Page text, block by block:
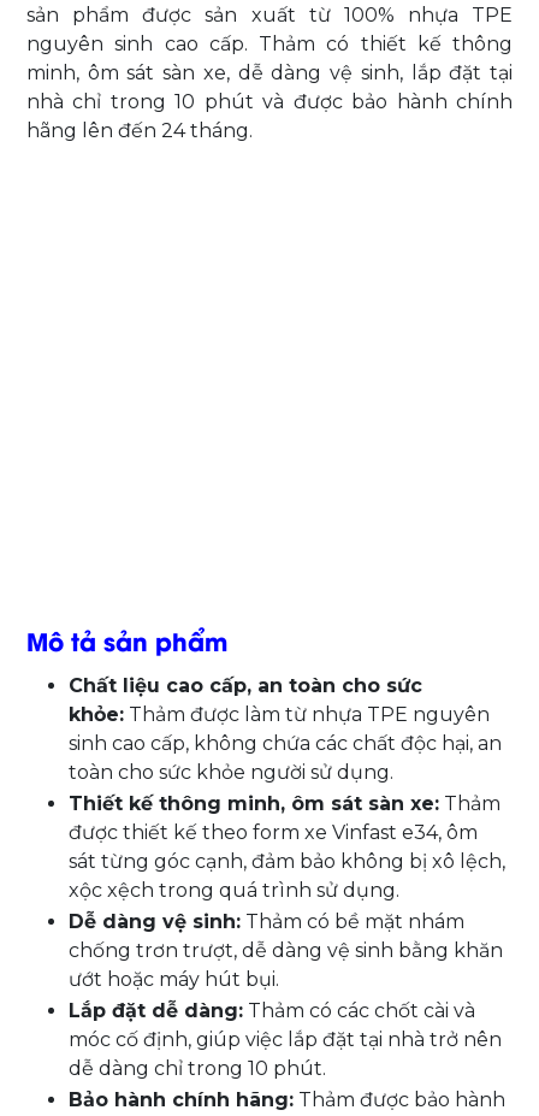
sản phẩm được sản xuất từ 100% nhựa TPE
nguyên sinh cao cấp. Thảm có thiết kế thông
minh, ôm sát sàn xe, dễ dàng vệ sinh, lắp đặt tại
nhà chỉ trong 10 phút và được bảo hành chính
hãng lên đến 24 tháng.
Mô tả sản phẩm
Chất liệu cao cấp, an toàn cho sức
khỏe: Thảm được làm từ nhựa TPE nguyên
sinh cao cấp, không chứa các chất độc hại, an
toàn cho sức khỏe người sử dụng.
Thiết kế thông minh, ôm sát sàn xe: Thảm
được thiết kế theo form xe Vinfast e34, ôm
sát từng góc cạnh, đảm bảo không bị xô lệch,
xộc xệch trong quá trình sử dụng.
Dễ dàng vệ sinh: Thảm có bề mặt nhám
chống trơn trượt, dễ dàng vệ sinh bằng khăn
ướt hoặc máy hút bụi.
Lắp đặt dễ dàng: Thảm có các chốt cài và
móc cố định, giúp việc lắp đặt tại nhà trở nên
dễ dàng chỉ trong 10 phút.
Bảo hành chính hãng: Thảm được bảo hành